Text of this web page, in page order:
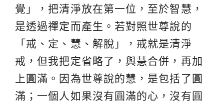
覺」，把清淨放在第一位，至於智慧，
是透過禪定而產生。若對照世尊說的
「戒、定、慧、解脫」，戒就是清淨
戒，但我把定省略了，與慧合併，再加
上圓滿。因為世尊說的慧，是包括了圓
滿；一個人如果沒有圓滿的心，沒有圓